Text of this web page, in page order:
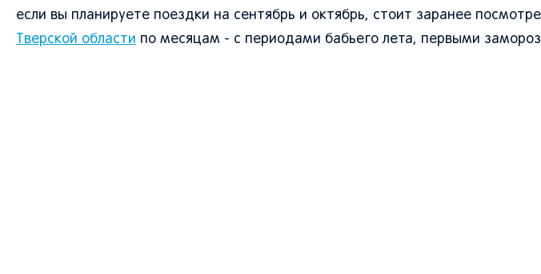
если вы планируете поездки на сентябрь и октябрь, стоит заранее
Тверской области по месяцам - с периодами бабьего лета, первыми